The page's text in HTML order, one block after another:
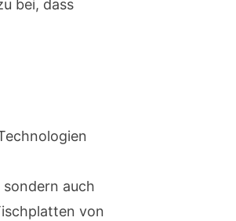
bei, dass
auch
von